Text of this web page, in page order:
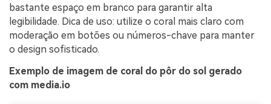
bastante espaço em branco para garantir alta
legibilidade. Dica de uso: utilize o coral mais claro com
moderação em botões ou números-chave para manter
o design sofisticado.
Exemplo de imagem de coral do pôr do sol gerado
com media.io